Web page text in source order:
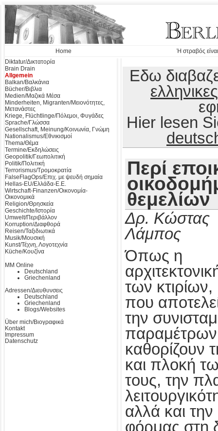
Home
Ή στραβός
Diktatur/Δικτατορία
Brain Drain
Allgemein
Balkan/Βαλκάνια
Bücher/Βιβλια
Medien/Μαζικά Μέσα
Minderheiten, Migranten/Μειονότητες,
Μετανάστες
Kriege, Flüchtlinge/Πόλεμοι, Φυγάδες
Sprache/Γλώσσα
Gesellschaft, Meinung/Κοινωνία, Γνώμη
Nationalismus/Εθνικισμοί
Thema/Θέμα
Termine/Εκδηλώσεις
Geopolitik/Γεωπολιτική
Politik/Πολιτική
Terrorismus/Τρομοκρατία
FalseFlagOps/Επιχ. με ψευδή σημαία
Hellas-EU/Ελλάδα-Ε.Ε.
Wirtschaft-Finanzen/Οικονομία-
Οικονομικά
Religion/Θρησκεία
Geschichte/Ιστορία
Umwelt/Περιβάλλον
Korruption/Διαφθορά
Reisen/Ταξιδιωτικά
Musik/Μουσική
Kunst/Τέχνη, Λογοτεχνία
Küche/Κουζίνα
MM Online
Deutschland
Griechenland
Adressen/Διευθυνσεις
Deutschland
Griechenland
Blogs/Websites
Über mich/Βιογραφικά
Kontakt
Impressum
Datenschutz
Εδω
ελληνικες
Hier lesen
Περί
θεμελίων
Δρ. Κώστας
Λάμπος
Όπως η
των κτιρίων,
που
την
καθορίζουν
και πλοκή
τους, την
αλλά και
φόρμας στη